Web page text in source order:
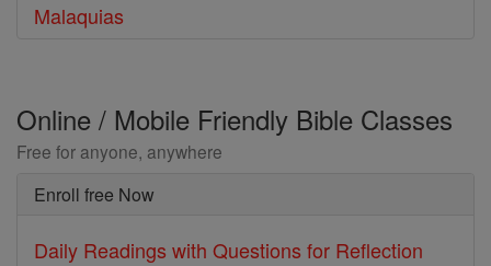
Malaquias
Online / Mobile Friendly Bible Classes
Free for anyone, anywhere
Enroll free Now
Daily Readings with Questions for Reflection